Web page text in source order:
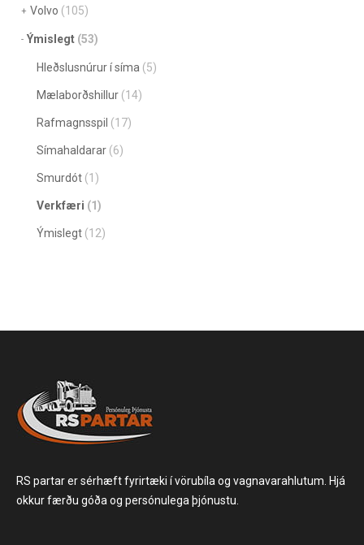
Volvo (105)
Ýmislegt (53)
Hleðslusnúrur í síma (5)
Mælaborðshillur (14)
Rafmagnsspil (17)
Símahaldarar (6)
Smurdót (1)
Verkfæri (1)
Ýmislegt (12)
RS partar er sérhæft fyrirtæki í vörubíla og vagnavarahlutum. Hjá
okkur færðu góða og persónulega þjónustu.